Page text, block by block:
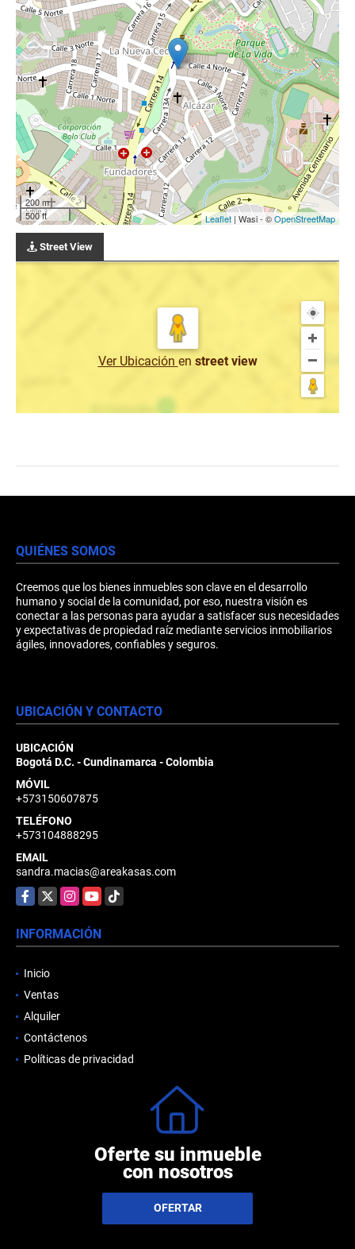
200 m
500 ft
Leaflet | Wasi - ©OpenStreetMap
Street View
Ver Ubicación en street view
QUIÉNES SOMOS
Creemos que los bienes inmuebles son clave en el desarrollo
humano y social de la comunidad, por eso, nuestra visión es
conectar a las personas para ayudar a satisfacer sus necesidades
y expectativas de propiedad raíz mediante servicios inmobiliarios
ágiles, innovadores, confiables y seguros.
UBICACIÓN Y CONTACTO
UBICACIÓN
Bogotá D.C. - Cundinamarca - Colombia
MÓVIL
+573150607875
TELÉFONO
+573104888295
EMAIL
sandra.macias@areakasas.com
Facebook
X Instagram
YouTubeTikTok
INFORMACIÓN
Inicio
Ventas
Alquiler
Contáctenos
Políticas de privacidad
Oferte su inmueble
con nosotros
OFERTAR